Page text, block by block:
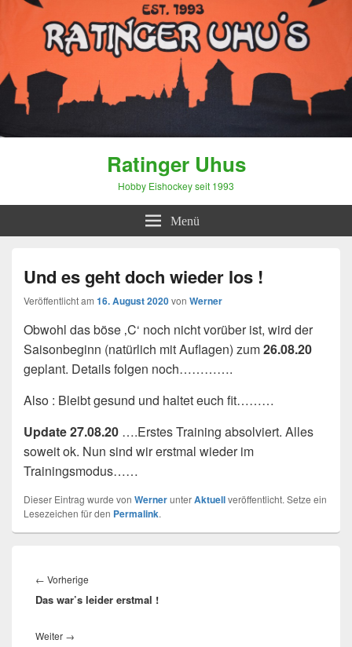
Ratinger Uhus
Hobby Eishockey seit 1993
Menü
Und es geht doch wieder los !
Veröffentlicht am 16. August 2020von Werner
Obwohl das böse ‚C‘ noch nicht vorüber ist, wird der
Saisonbeginn (natürlich mit Auflagen) zum26.08.20
geplant. Details folgen noch………….
Also : Bleibt gesund und haltet euch fit………
Update 27.08.20 ….Erstes Training absolviert. Alles
soweit ok. Nun sind wir erstmal wieder im
Trainingsmodus……
Dieser Eintrag wurde von WernerunterAktuellveröffentlicht. Setze ein
Lesezeichen für den Permalink.
← Vorherige
Beitrag:
Das war’s leider erstmal !
Weiter →